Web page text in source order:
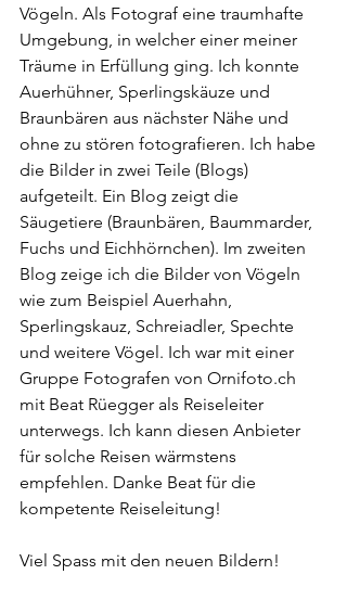
Vögeln. Als Fotograf eine traumhafte
Umgebung, in welcher einer meiner
Träume in Erfüllung ging. Ich konnte
Auerhühner, Sperlingskäuze und
Braunbären aus nächster Nähe und
ohne zu stören fotografieren. Ich habe
die Bilder in zwei Teile (Blogs)
aufgeteilt. Ein Blog zeigt die
Säugetiere (Braunbären, Baummarder,
Fuchs und Eichhörnchen). Im zweiten
Blog zeige ich die Bilder von Vögeln
wie zum Beispiel Auerhahn,
Sperlingskauz, Schreiadler, Spechte
und weitere Vögel. Ich war mit einer
Gruppe Fotografen von Ornifoto.ch
mit Beat Rüegger als Reiseleiter
unterwegs. Ich kann diesen Anbieter
für solche Reisen wärmstens
empfehlen. Danke Beat für die
kompetente Reiseleitung!
Viel Spass mit den neuen Bildern!